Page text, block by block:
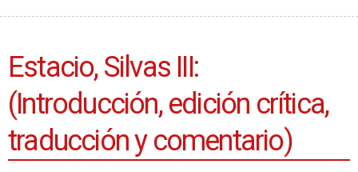
Estacio, Silvas III:
(Introducción, edición crítica,
traducción y comentario)